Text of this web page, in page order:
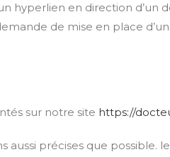
hyperlien en direction d’un
de mise en place
sur notre site https://
aussi précises que possible.